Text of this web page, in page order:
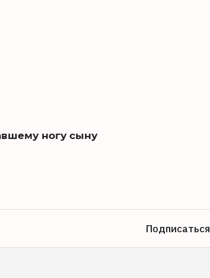
ногу сыну
Подписаться